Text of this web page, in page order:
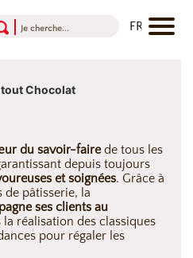
Chocolat
du savoir-fairede tous les
depuis toujours
et soignées. Grâce à
de pâtisserie, la
ses clients au
la réalisation des classiques
pour régaler les